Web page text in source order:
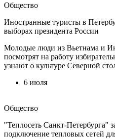
Общество
Иностранные туристы в
выборах президента России
Молодые люди из Вьетнама и
посмотрят на работу
узнают о культуре Северной
6 июля
Общество
"Теплосеть Санкт-Петербурга"
подключение тепловых сетей